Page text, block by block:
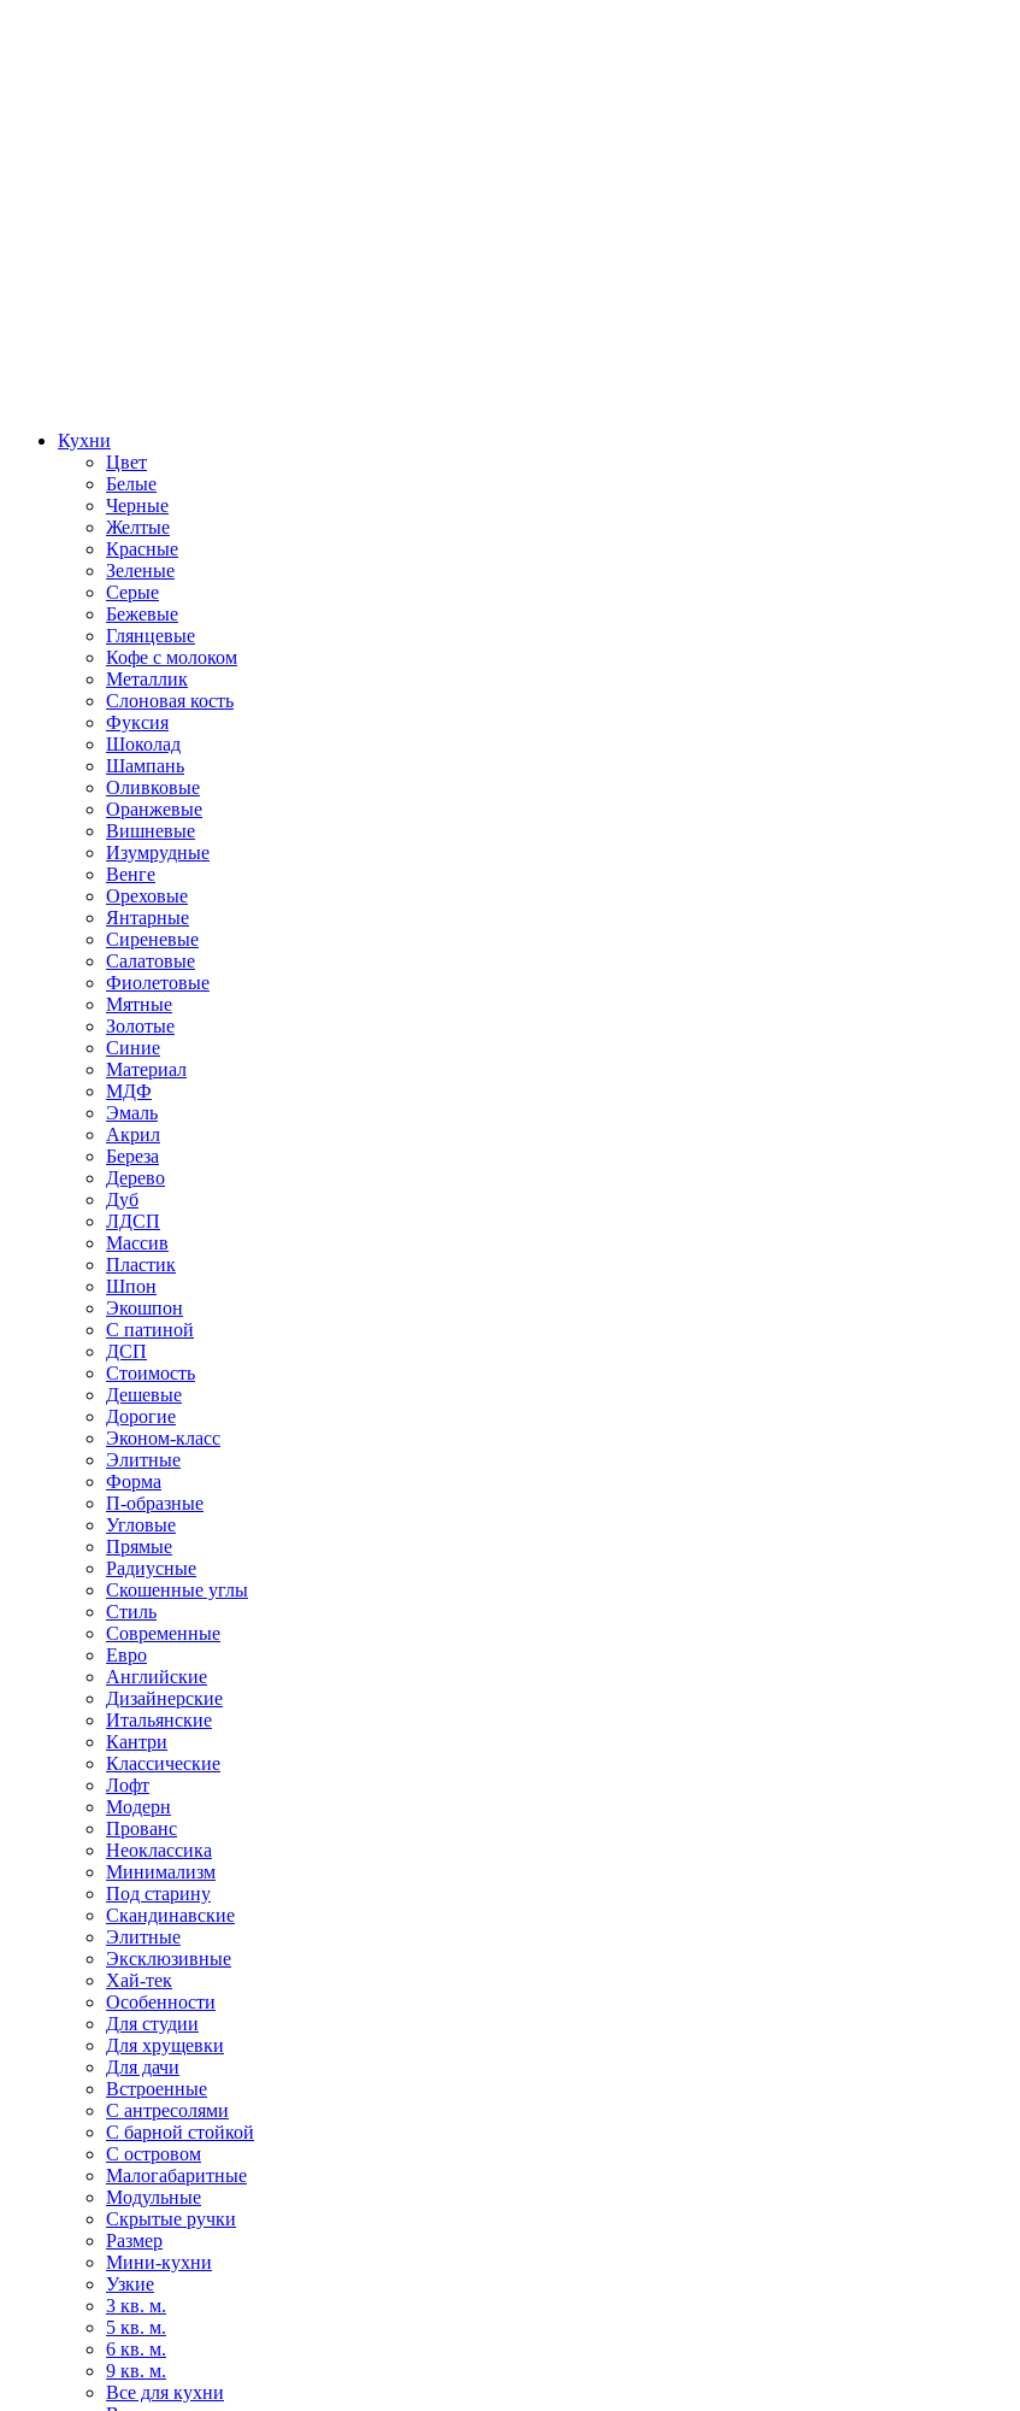
Кухни
Цвет
Белые
Черные
Желтые
Красные
Зеленые
Серые
Бежевые
Глянцевые
Кофе с молоком
Металлик
Слоновая кость
Фуксия
Шоколад
Шампань
Оливковые
Оранжевые
Вишневые
Изумрудные
Венге
Ореховые
Янтарные
Сиреневые
Салатовые
Фиолетовые
Мятные
Золотые
Синие
Материал
МДФ
Эмаль
Акрил
Береза
Дерево
Дуб
ЛДСП
Массив
Пластик
Шпон
Экошпон
С патиной
ДСП
Стоимость
Дешевые
Дорогие
Эконом-класс
Элитные
Форма
П-образные
Угловые
Прямые
Радиусные
Скошенные углы
Стиль
Современные
Евро
Английские
Дизайнерские
Итальянские
Кантри
Классические
Лофт
Модерн
Прованс
Неоклассика
Минимализм
Под старину
Скандинавские
Элитные
Эксклюзивные
Хай-тек
Особенности
Для студии
Для хрущевки
Для дачи
Встроенные
С антресолями
С барной стойкой
С островом
Малогабаритные
Модульные
Скрытые ручки
Размер
Мини-кухни
Узкие
3 кв. м.
5 кв. м.
6 кв. м.
9 кв. м.
Все для кухни